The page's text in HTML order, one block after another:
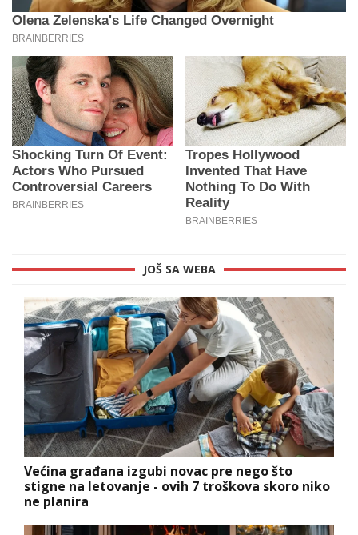
JOŠ SA WEBA
Većina građana izgubi novac pre nego što
stigne na letovanje - ovih 7 troškova skoro niko
ne planira